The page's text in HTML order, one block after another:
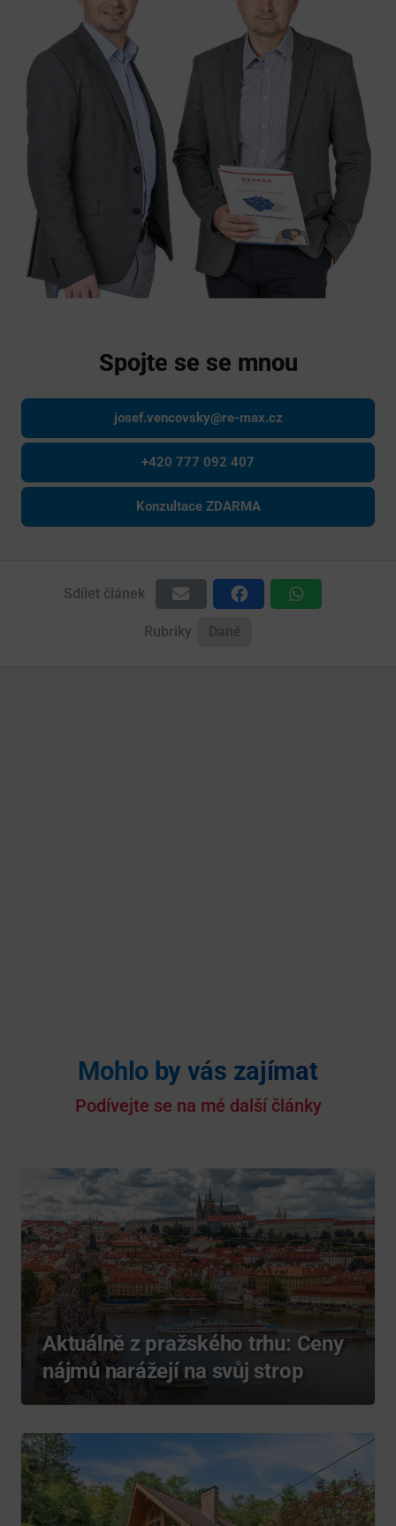
Spojte se se mnou
josef.vencovsky@re-max.cz
+420 777 092 407
Konzultace ZDARMA
Sdílet článek
Rubriky
Mohlo by vás zajímat
Podívejte se na mé další články
Aktuálně z pražského trhu: Ceny
nájmů narážejí na svůj strop